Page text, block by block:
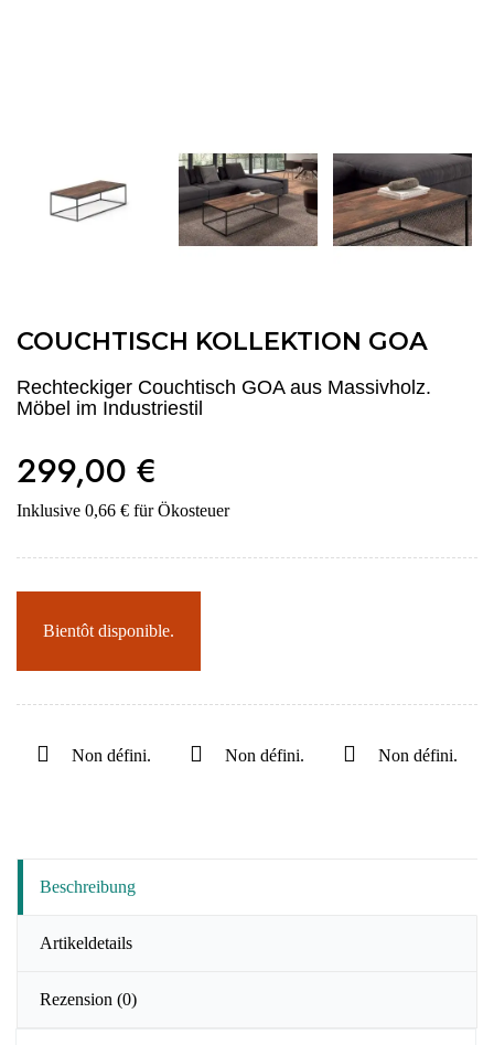
COUCHTISCH KOLLEKTION GOA
Rechteckiger Couchtisch GOA aus Massivholz.
Möbel im Industriestil
299,00 €
Inklusive 0,66 € für Ökosteuer
Bientôt disponible.
Non défini. Non défini. Non défini.
Beschreibung
Artikeldetails
Rezension (0)